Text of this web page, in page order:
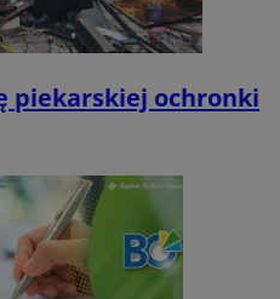
piekarskiej ochronki